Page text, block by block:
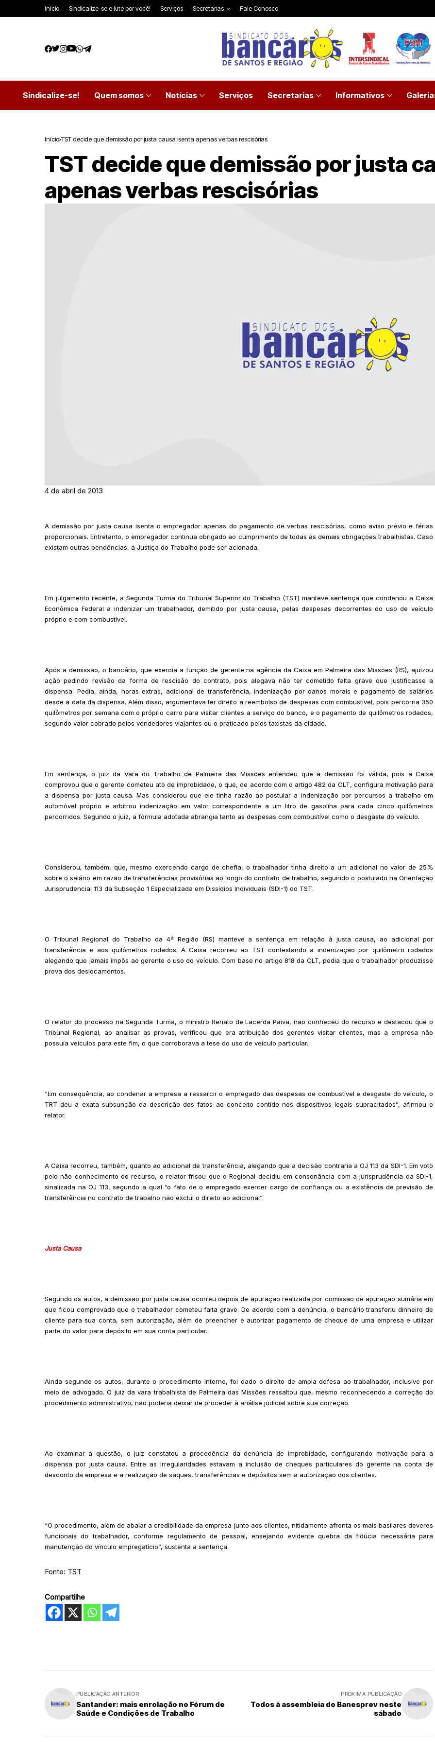
Início Sindicalize-se e lute por você! Serviços Secretarias Fale Conosco
Sindicalize-se! Quem somos Notícias Serviços Secretarias Informativos
Início TST decide que demissão por justa causa isenta apenas verbas rescisórias
TST decide que demissão por justa
apenas verbas rescisórias
4 de abril de 2013
A demissão por justa causa isenta o empregador apenas do pagamento de verbas rescisórias, como aviso prévio e férias
proporcionais. Entretanto, o empregador continua obrigado ao cumprimento de todas as demais obrigações trabalhistas. Caso
existam outras pendências, a Justiça do Trabalho pode ser acionada.
Em julgamento recente, a Segunda Turma do Tribunal Superior do Trabalho (TST) manteve sentença que condenou a Caixa
Econômica Federal a indenizar um trabalhador, demitido por justa causa, pelas despesas decorrentes do uso de veículo
próprio e com combustível.
Após a demissão, o bancário, que exercia a função de gerente na agência da Caixa em Palmeira das Missões (RS), ajuizou
ação pedindo revisão da forma de rescisão do contrato, pois alegava não ter cometido falta grave que justificasse a
dispensa. Pedia, ainda, horas extras, adicional de transferência, indenização por danos morais e pagamento de salários
desde a data da dispensa. Além disso, argumentava ter direito a reembolso de despesas com combustível, pois percorria 350
quilômetros por semana com o próprio carro para visitar clientes a serviço do banco, e o pagamento de quilômetros rodados,
segundo valor cobrado pelos vendedores viajantes ou o praticado pelos taxistas da cidade.
Em sentença, o juiz da Vara do Trabalho de Palmeira das Missões entendeu que a demissão foi válida, pois a Caixa
comprovou que o gerente cometeu ato de improbidade, o que, de acordo com o artigo 482 da CLT, configura motivação para
a dispensa por justa causa. Mas considerou que ele tinha razão ao postular a indenização por percursos a trabalho em
automóvel próprio e arbitrou indenização em valor correspondente a um litro de gasolina para cada cinco quilômetros
percorridos. Segundo o juiz, a fórmula adotada abrangia tanto as despesas com combustível como o desgaste do veículo.
Considerou, também, que, mesmo exercendo cargo de chefia, o trabalhador tinha direito a um adicional no valor de 25%
sobre o salário em razão de transferências provisórias ao longo do contrato de trabalho, seguindo o postulado na Orientação
Jurisprudencial 113 da Subseção 1 Especializada em Dissídios Individuais (SDI-1) do TST.
O Tribunal Regional do Trabalho da 4ª Região (RS) manteve a sentença em relação à justa causa, ao adicional por
transferência e aos quilômetros rodados. A Caixa recorreu ao TST contestando a indenização por quilômetro rodados
alegando que jamais impôs ao gerente o uso do veículo. Com base no artigo 818 da CLT, pedia que o trabalhador produzisse
prova dos deslocamentos.
O relator do processo na Segunda Turma, o ministro Renato de Lacerda Paiva, não conheceu do recurso e destacou que o
Tribunal Regional, ao analisar as provas, verificou que era atribuição dos gerentes visitar clientes, mas a empresa não
possuía veículos para este fim, o que corroborava a tese do uso de veículo particular.
“Em consequência, ao condenar a empresa a ressarcir o empregado das despesas de combustível e desgaste do veículo, o
TRT deu a exata subsunção da descrição dos fatos ao conceito contido nos dispositivos legais supracitados”, afirmou o
relator.
A Caixa recorreu, também, quanto ao adicional de transferência, alegando que a decisão contraria a OJ 113 da SDI-1. Em voto
pelo não conhecimento do recurso, o relator frisou que o Regional decidiu em consonância com a jurisprudência da SDI-1,
sinalizada na OJ 113, segundo a qual “o fato de o empregado exercer cargo de confiança ou a existência de previsão de
transferência no contrato de trabalho não exclui o direito ao adicional”.
Justa Causa
Segundo os autos, a demissão por justa causa ocorreu depois de apuração realizada por comissão de apuração sumária em
que ficou comprovado que o trabalhador cometeu falta grave. De acordo com a denúncia, o bancário transferiu dinheiro de
cliente para sua conta, sem autorização, além de preencher e autorizar pagamento de cheque de uma empresa e utilizar
parte do valor para depósito em sua conta particular.
Ainda segundo os autos, durante o procedimento interno, foi dado o direito de ampla defesa ao trabalhador, inclusive por
meio de advogado. O juiz da vara trabalhista de Palmeira das Missões ressaltou que, mesmo reconhecendo a correção do
procedimento administrativo, não poderia deixar de proceder à análise judicial sobre sua correção.
Ao examinar a questão, o juiz constatou a procedência da denúncia de improbidade, configurando motivação para a
dispensa por justa causa. Entre as irregularidades estavam a inclusão de cheques particulares do gerente na conta de
desconto da empresa e a realização de saques, transferências e depósitos sem a autorização dos clientes.
“O procedimento, além de abalar a credibilidade da empresa junto aos clientes, nitidamente afronta os mais basilares deveres
funcionais do trabalhador, conforme regulamento de pessoal, ensejando evidente quebra da fidúcia necessária para
manutenção do vínculo empregatício”, sustenta a sentença.
Fonte: TST
Compartilhe
PUBLICAÇÃO ANTERIOR
Santander: mais enrolação no Fórum de
Saúde e Condições de Trabalho
PRÓXIMA PUBLICAÇÃO
Todos à assembleia do Banesprev neste
sábado